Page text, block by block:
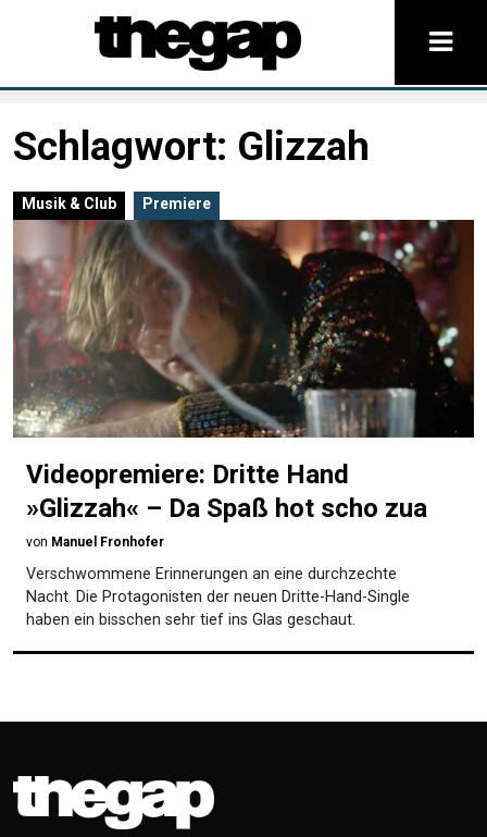
Schlagwort: Glizzah
Musik & Club Premiere
Videopremiere: Dritte Hand
»Glizzah« – Da Spaß hot scho zua
von Manuel Fronhofer
Verschwommene Erinnerungen an eine durchzechte
Nacht. Die Protagonisten der neuen Dritte-Hand-Single
haben ein bisschen sehr tief ins Glas geschaut.